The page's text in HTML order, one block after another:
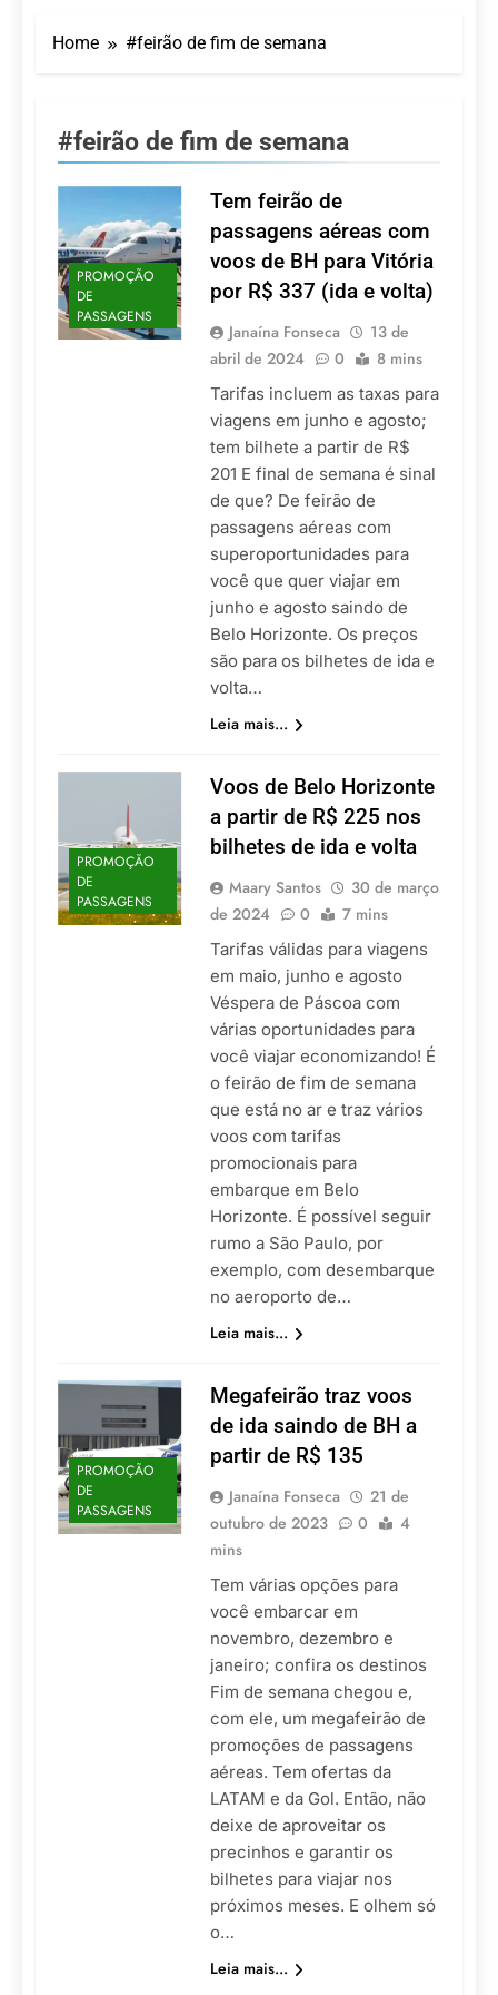
nos aeroportos da
7 De Agosto De 2026
de lazer e corporativo
7 De Agosto De 2026
Executivo com carreira
Balanger assume
comando do Wyndham
São Paulo Ibirapuera
5 De Agosto De 2026
LATAM anuncia 42
rotas na primeira fase
de operação do
Embraer 195-E2
5 De Agosto De 2026
Azul retoma voos
Alegre e Montevidéu
em dezembro
5 De Agosto De 2026
Home #feirão de fim de semana
#feirão de fim de semana
PROMOÇÃO
DE
PASSAGENS
Tem feirão de
passagens aéreas com
voos de BH para Vitória
por R$ 337 (ida e volta)
Janaína Fonseca
13 de
abril de 2024
0 8 mins
Tarifas incluem as taxas para
viagens em junho e agosto;
tem bilhete a partir de R$
201 E final de semana é sinal
de que? De feirão de
passagens aéreas com
superoportunidades para
você que quer viajar em
junho e agosto saindo de
Belo Horizonte. Os preços
são para os bilhetes de ida e
volta…
Leia mais...
PROMOÇÃO
DE
PASSAGENS
Voos de Belo Horizonte
a partir de R$ 225 nos
bilhetes de ida e volta
Maary Santos
30 de março
de 2024
0 7 mins
Tarifas válidas para viagens
em maio, junho e agosto
Véspera de Páscoa com
várias oportunidades para
você viajar economizando! É
o feirão de fim de semana
que está no ar e traz vários
voos com tarifas
promocionais para
embarque em Belo
Horizonte. É possível seguir
rumo a São Paulo, por
exemplo, com desembarque
no aeroporto de…
Leia mais...
PROMOÇÃO
DE
PASSAGENS
Megafeirão traz voos
de ida saindo de BH a
partir de R$ 135
Janaína Fonseca
21 de
outubro de 2023
0
4
mins
Tem várias opções para
você embarcar em
novembro, dezembro e
janeiro; confira os destinos
Fim de semana chegou e,
com ele, um megafeirão de
promoções de passagens
aéreas. Tem ofertas da
LATAM e da Gol. Então, não
deixe de aproveitar os
precinhos e garantir os
bilhetes para viajar nos
próximos meses. E olhem só
o…
Leia mais...